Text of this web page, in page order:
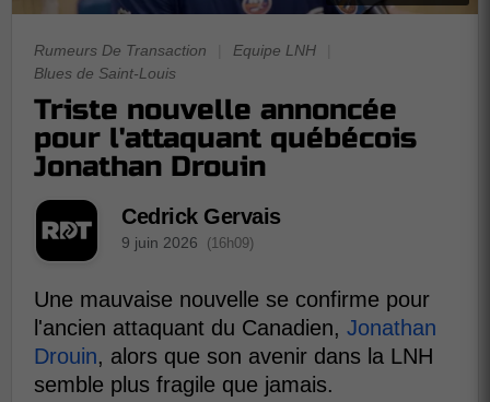
Rumeurs De Transaction Equipe LNH
Blues de Saint-Louis
Triste nouvelle annoncée
pour l'attaquant québécois
Jonathan Drouin
Cedrick Gervais
9 juin 2026 (16h09)
Une mauvaise nouvelle se confirme pour
l'ancien attaquant du Canadien, Jonathan
Drouin, alors que son avenir dans la LNH
semble plus fragile que jamais.